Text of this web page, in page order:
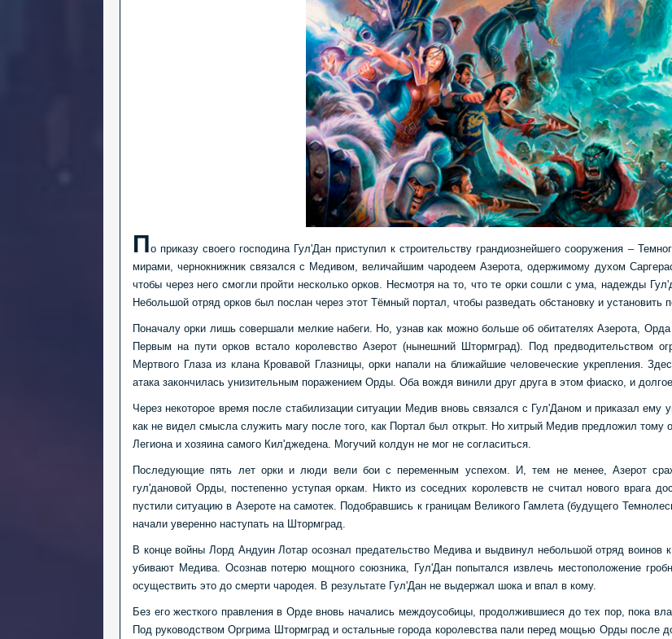
По приказу своего господина Гул'Дан приступил к строительству грандиознейшего сооружения –
мирами, чернокнижник связался с Медивом, величайшим чародеем Азерота, одержимому духом
чтобы через него смогли пройти несколько орков. Несмотря на то, что те орки сошли с ума, надежды
Небольшой отряд орков был послан через этот Тёмный портал, чтобы разведать обстановку и установить
Поначалу орки лишь совершали мелкие набеги. Но, узнав как можно больше об обитателях Азерота,
Первым на пути орков встало королевство Азерот (нынешний Штормград). Под предводительством
Мертвого Глаза из клана Кровавой Глазницы, орки напали на ближайшие человеческие укрепления.
атака закончилась унизительным поражением Орды. Оба вождя винили друг друга в этом фиаско, и
Через некоторое время после стабилизации ситуации Медив вновь связался с Гул'Даном и приказал ему
как не видел смысла служить магу после того, как Портал был открыт. Но хитрый Медив предложил тому
Легиона и хозяина самого Кил'джедена. Могучий колдун не мог не согласиться.
Последующие пять лет орки и люди вели бои с переменным успехом. И, тем не менее, Азерот
гул'дановой Орды, постепенно уступая оркам. Никто из соседних королевств не считал нового врага
пустили ситуацию в Азероте на самотек. Подобравшись к границам Великого Гамлета (будущего
начали уверенно наступать на Штормград.
В конце войны Лорд Андуин Лотар осознал предательство Медива и выдвинул небольшой отряд воинов
убивают Медива. Осознав потерю мощного союзника, Гул'Дан попытался извлечь местоположение
осуществить это до смерти чародея. В результате Гул'Дан не выдержал шока и впал в кому.
Без его жесткого правления в Орде вновь начались междоусобицы, продолжившиеся до тех пор, пока
Под руководством Оргрима Штормград и остальные города королевства пали перед мощью Орды после